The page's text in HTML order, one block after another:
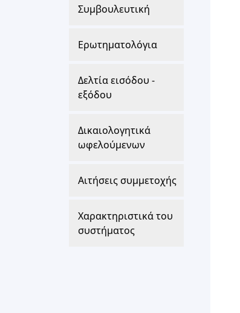
Συμβουλευτική
Ερωτηματολόγια
Δελτία εισόδου -
εξόδου
Δικαιολογητικά
ωφελούμενων
Αιτήσεις συμμετοχής
Χαρακτηριστικά του
συστήματος